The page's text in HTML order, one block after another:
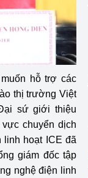
hỗ trợ các
thị trường Việt
sứ giới thiệu
chuyển dịch
hoạt ICE đã
giám đốc tập
nghệ điện linh